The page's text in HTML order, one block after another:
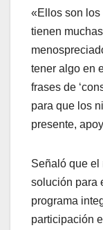
«Ellos son los
tienen
tener algo en
frases de
para que los
presente,
Señaló que el
solución para
programa
participación